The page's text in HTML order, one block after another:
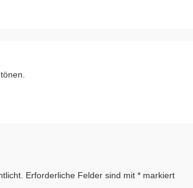
Erforderliche Felder sind mit * markiert